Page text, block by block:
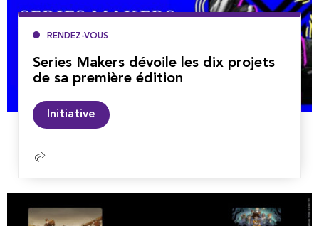
RENDEZ-VOUS
Series Makers dévoile les dix projets
de sa première édition
Initiative